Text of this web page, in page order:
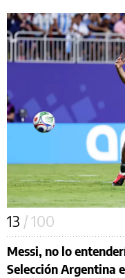
13 / 100
Messi, no lo
Selección Argentina